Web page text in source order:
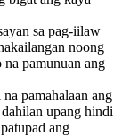
sa pag-iilaw
noong
na pamunuan ang
pamahalaan ang
upang hindi
ang